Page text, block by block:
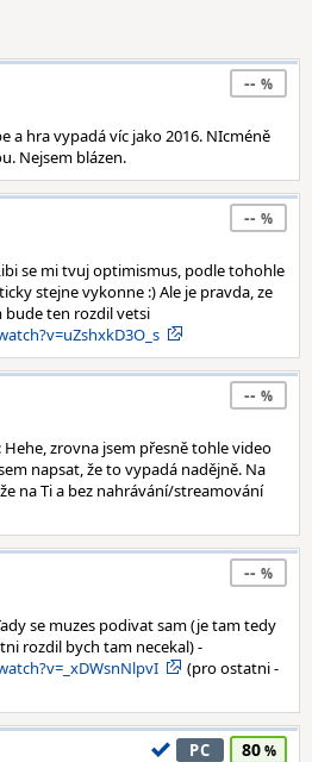
--
a hra vypadá víc jako 2016. NIcméně
Nejsem blázen.
--
se mi tvuj optimismus, podle tohohle
stejne vykonne :) Ale je pravda, ze
ten rozdil vetsi
--
: Hehe, zrovna jsem přesně tohle video
napsat, že to vypadá nadějně. Na
na Ti a bez nahrávání/streamování
--
se muzes podivat sam (je tam tedy
rozdil bych tam necekal) -
(pro ostatni -
PC 80